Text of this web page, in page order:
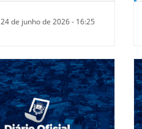
24 de junho de 2026 - 16:25